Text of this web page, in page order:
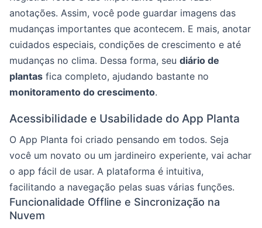
anotações. Assim, você pode guardar imagens das
mudanças importantes que acontecem. E mais, anotar
cuidados especiais, condições de crescimento e até
mudanças no clima. Dessa forma, seu diário de
plantas fica completo, ajudando bastante no
monitoramento do crescimento.
Acessibilidade e Usabilidade do App Planta
O App Planta foi criado pensando em todos. Seja
você um novato ou um jardineiro experiente, vai achar
o app fácil de usar. A plataforma é intuitiva,
facilitando a navegação pelas suas várias funções.
Funcionalidade Offline e Sincronização na
Nuvem